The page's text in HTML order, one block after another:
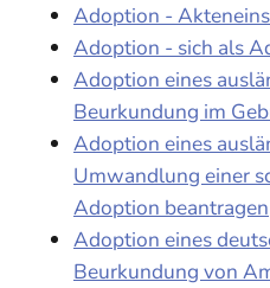
Adoption -
Adoption - sich als
Adoption eines
Beurkundung im
Adoption eines
Umwandlung einer
Adoption beantragen
Adoption eines
Beurkundung von